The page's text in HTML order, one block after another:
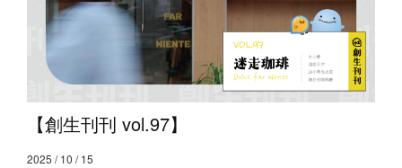
【創生刊刊 vol.97】
2025 / 10 / 15